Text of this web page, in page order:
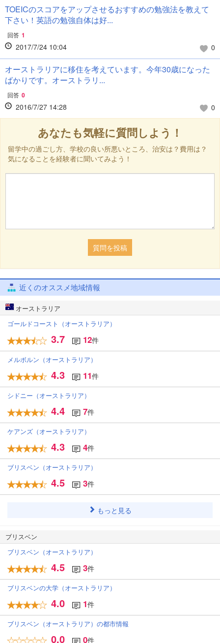
TOEICのスコアをアップさせるおすすめの勉強法を教えて
下さい！英語の勉強自体は好...
回答 1
2017/7/24 10:04 0
オーストラリアに移住を考えています。今年30歳になった
ばかりです。オーストラリ...
回答 0
2016/7/27 14:28 0
あなたも気軽に質問しよう！
留学中の過ごし方、学校の良い所悪いところ、治安は？費用は？
気になることを経験者に聞いてみよう！
質問を投稿
近くのオススメ地域情報
オーストラリア
ゴールドコースト（オーストラリア）
3.7 12件
メルボルン（オーストラリア）
4.3 11件
シドニー（オーストラリア）
4.4 7件
ケアンズ（オーストラリア）
4.3 4件
ブリスベン（オーストラリア）
4.5 3件
もっと見る
ブリスベン
ブリスベン（オーストラリア）
4.5 3件
ブリスベンの大学（オーストラリア）
4.0 1件
ブリスベン（オーストラリア）の都市情報
0.0 0件